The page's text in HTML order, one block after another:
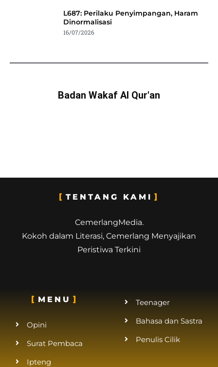
L687: Perilaku Penyimpangan, Haram
Dinormalisasi
16/07/2026
Badan Wakaf Al Qur'an
TENTANG KAMI
CemerlangMedia.
Kokoh dalam Literasi, Cemerlang Menyajikan
Peristiwa Terkini
MENU
Opini
Surat Pembaca
Ipteng
Teenager
Bahasa dan Sastra
Penulis Cilik